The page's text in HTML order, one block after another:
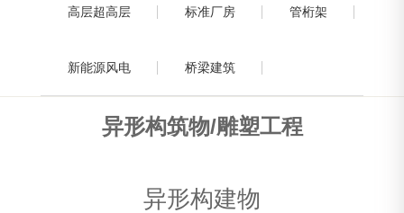
高层超高层 标准厂房 管桁架
新能源风电 桥梁建筑
异形构筑物/雕塑工程
异形构建物